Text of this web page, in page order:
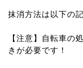
抹消方法は以下の
【注意】自転車の
きが必要です！